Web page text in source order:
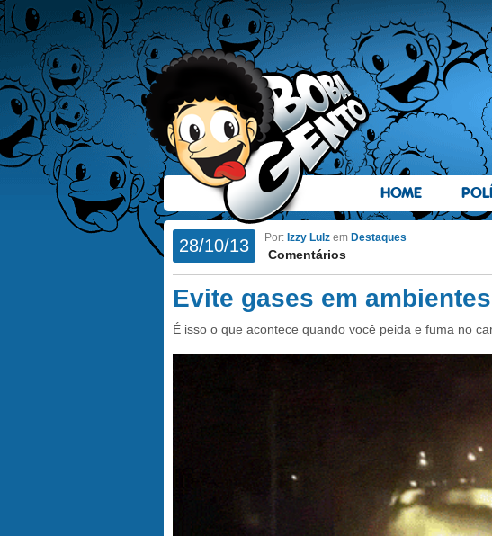
HOME
28/10/13 Por: Izzy Lulz em Destaques
Comentários
Evite gases em
É isso o que acontece quando você peida e fuma no